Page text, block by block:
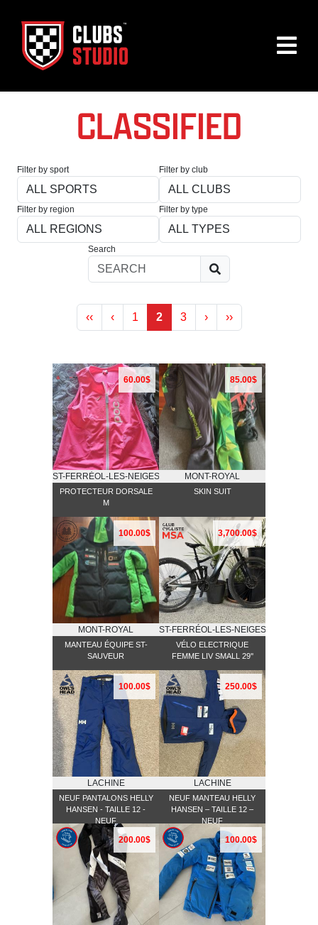
CLASSIFIED
Filter by sport Filter by club
Filter by region Filter by type
Search
‹‹ ‹ 1 2 3 › ››
60.00$
ST-FERRĖOL-LES-NEIGES
PROTECTEUR DORSALE
M
85.00$
MONT-ROYAL
SKIN SUIT
100.00$
MONT-ROYAL
MANTEAU ÉQUIPE ST-
SAUVEUR
3,700.00$
ST-FERRÉOL-LES-NEIGES
VÉLO ELECTRIQUE
FEMME LIV SMALL 29''
100.00$
LACHINE
NEUF PANTALONS HELLY
HANSEN - TAILLE 12 -
NEUF
250.00$
LACHINE
NEUF MANTEAU HELLY
HANSEN – TAILLE 12 –
NEUF
200.00$ 100.00$